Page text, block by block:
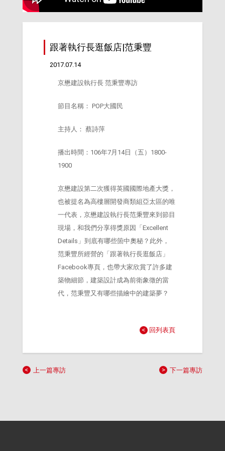
跟著執行長逛飯店|范秉豐
2017.07.14
京懋建設執行長 范秉豐專訪
節目名稱： POP大國民
主持人： 蔡詩萍
播出時間：106年7月14日（五）1800-
1900
京懋建設第二次獲得英國國際地產大獎，
也被提名為高樓層開發商類組亞太區的唯
一代表，京懋建設執行長范秉豐來到節目
現場，和我們分享得獎原因「Excellent
Details」到底有哪些箇中奧秘？此外，
范秉豐所經營的「跟著執行長逛飯店」
Facebook專頁，也帶大家欣賞了許多建
築物細節，建築設計成為前衛象徵的當
代，范秉豐又有哪些描繪中的建築夢？
回列表頁
上一篇專訪 下一篇專訪